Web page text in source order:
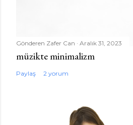
Gönderen Zafer Can Aralık 31, 2023
müzikte minimalizm
Paylaş 2 yorum